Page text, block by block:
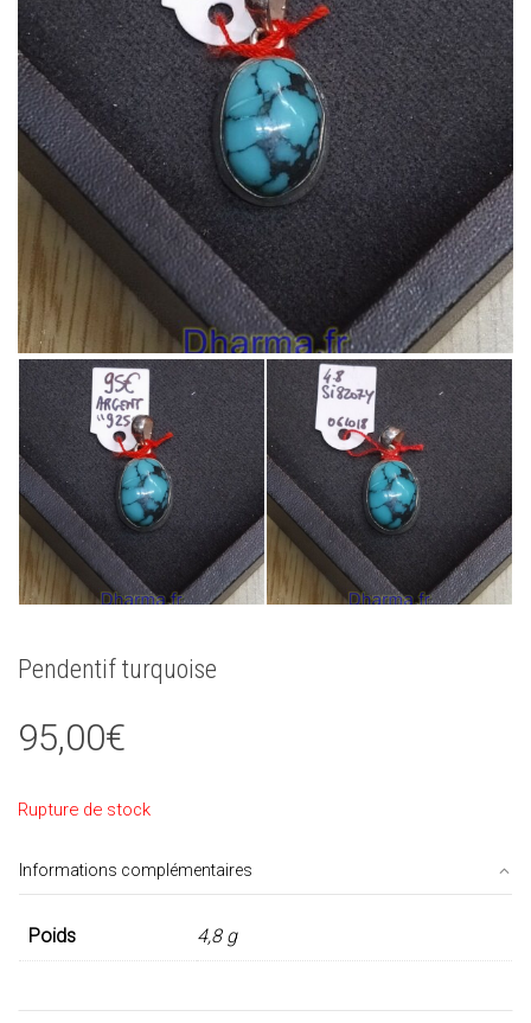
Pendentif turquoise
95,00€
Rupture de stock
Informations complémentaires
Poids 4,8 g